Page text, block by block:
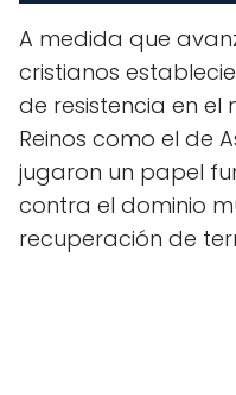
A medida que
cristianos
de resistencia en el
Reinos como el de
jugaron un papel
contra el dominio
recuperación de